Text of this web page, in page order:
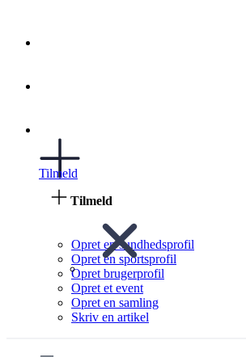
Tilmeld
Tilmeld
Opret en sundhedsprofil
Opret en sportsprofil
Opret brugerprofil
Opret et event
Opret en samling
Skriv en artikel